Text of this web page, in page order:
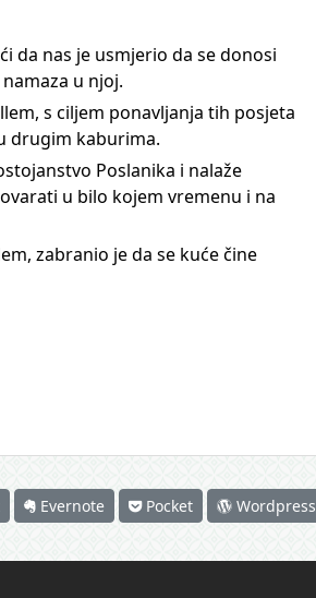
da nas je usmjerio da se donosi
u njoj.
s ciljem ponavljanja tih posjeta
drugim kaburima.
Poslanika i nalaže
u bilo kojem vremenu i na
zabranio je da se kuće čine
Evernote Pocket Wordpress